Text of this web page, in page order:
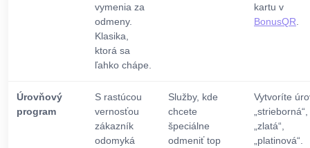
vymenia za
odmeny.
Klasika,
ktorá sa
ľahko chápe.
kartu v
BonusQR
Úrovňový
program
S rastúcou
vernosťou
zákazník
odomyká
Služby, kde
chcete
špeciálne
odmeniť top
Vytvoríte
„strieborná“,
„zlatá“,
„platinová“.